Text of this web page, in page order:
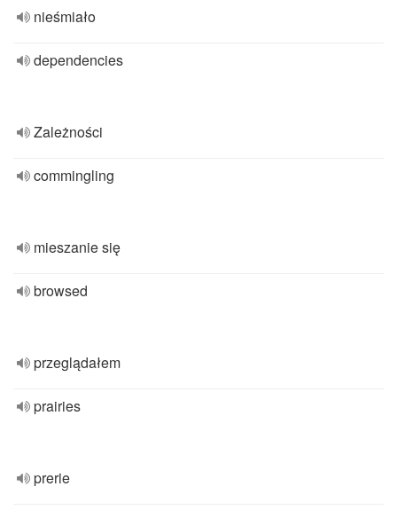
nieśmiało
dependencies
Zależności
commingling
mieszanie się
browsed
przeglądałem
prairies
prerie